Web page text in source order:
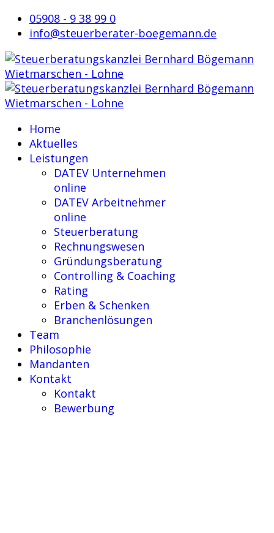
05908 - 9 38 99 0
info@steuerberater-boegemann.de
Home
Aktuelles
Leistungen
DATEV Unternehmen
online
DATEV Arbeitnehmer
online
Steuerberatung
Rechnungswesen
Gründungsberatung
Controlling & Coaching
Rating
Erben & Schenken
Branchenlösungen
Team
Philosophie
Mandanten
Kontakt
Kontakt
Bewerbung